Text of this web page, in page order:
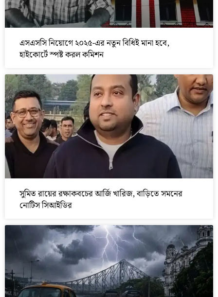
এসএসসি নিয়োগে ২০২৫-এর নতুন বিধিই মানা হবে,
হাইকোর্টে স্পষ্ট করল কমিশন
সুমিত রায়ের রক্ষাকবচের আর্জি খারিজ, বাড়িতে সমনের
নোটিস সিআইডির